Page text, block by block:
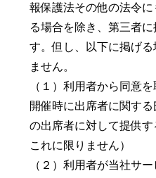
報保護法その他の法令
る場合を除き、第三者
す。但し、以下に掲げ
ません。
（１）利用者から同意
開催時に出席者に関す
の出席者に対して提供す
これに限りません）
（２）利用者が当社サ